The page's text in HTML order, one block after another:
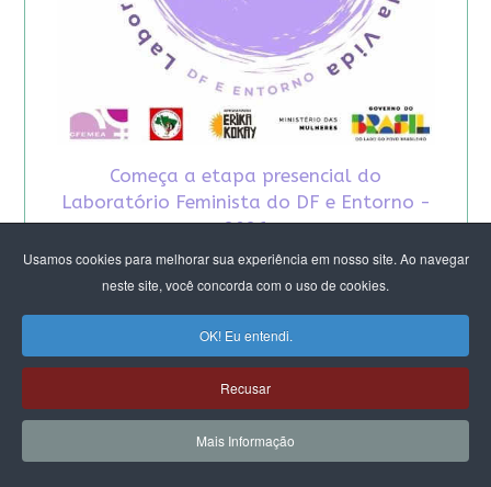
Usamos cookies para melhorar sua experiência em nosso site. Ao navegar
neste site, você concorda com o uso de cookies.
OK! Eu entendi.
Recusar
Mais Informação
Começa a etapa presencial do
Laboratório Feminista do DF e Entorno -
2026